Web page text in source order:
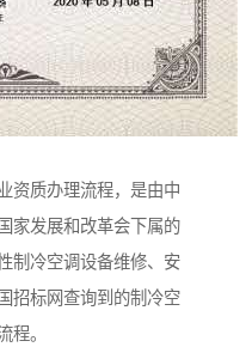
资质办理流程，是由中
家发展和改革会下属的
制冷空调设备维修、安
招标网查询到的制冷空
程。